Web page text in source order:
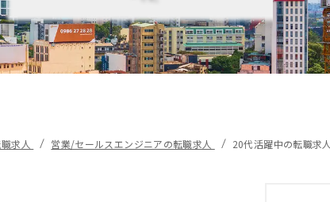
求人 営業/セールスエンジニアの転職求人 20代活躍中の転職求人